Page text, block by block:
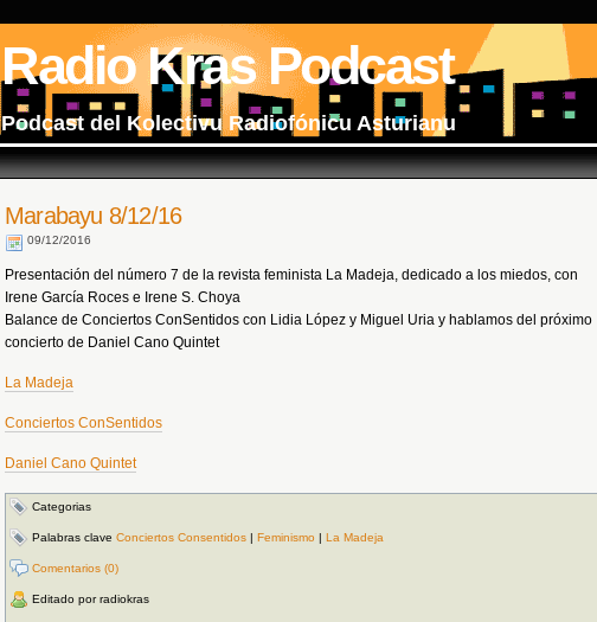
Radio Kras Podcast
Podcast del Kolectivu Radiofónicu Asturianu
Marabayu 8/12/16
09/12/2016
Presentación del número 7 de la revista feminista La Madeja, dedicado a los miedos, con
Irene García Roces e Irene S. Choya
Balance de Conciertos ConSentidos con Lidia López y Miguel Uria y hablamos del próximo
concierto de Daniel Cano Quintet
La Madeja
Conciertos ConSentidos
Daniel Cano Quintet
Categorias
Palabras clave Conciertos Consentidos | Feminismo | La Madeja
Comentarios (0)
Editado por radiokras